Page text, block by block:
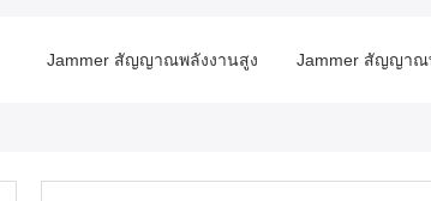
Jammer สัญญาณพกพา สัญญาณ GPS Jammer